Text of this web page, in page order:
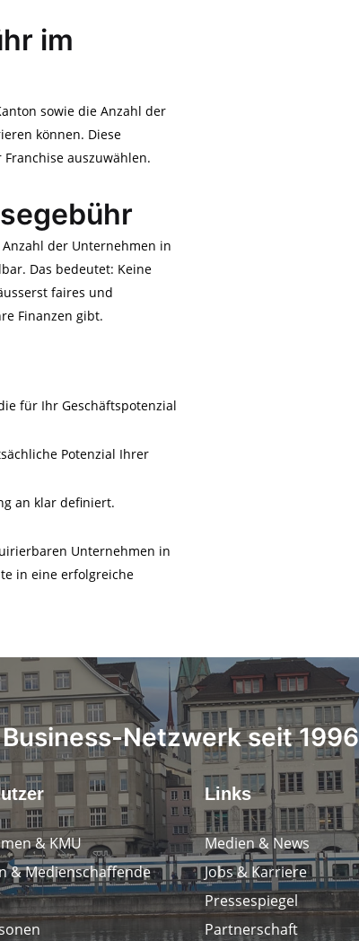
im
sowie die Anzahl der
können. Diese
auszuwählen.
der Unternehmen in
Das bedeutet: Keine
faires und
Finanzen gibt.
für Ihr Geschäftspotenzial
Potenzial Ihrer
an klar definiert.
Unternehmen in
in eine erfolgreiche
Netzwerk seit 1996
& KMU
& Medienschaffende
Links
Medien & News
Jobs & Karriere
Pressespiegel
Partnerschaft